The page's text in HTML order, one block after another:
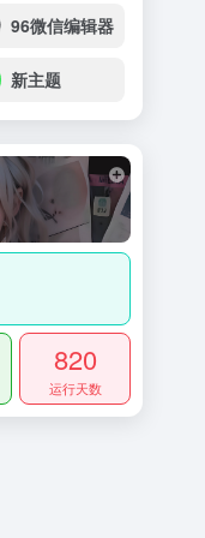
96微信编辑器
新主题
820
运行天数